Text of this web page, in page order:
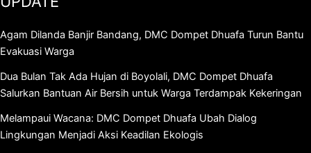
Agam Dilanda Banjir Bandang, DMC Dompet Dhuafa Turun Bantu
Evakuasi Warga
Dua Bulan Tak Ada Hujan di Boyolali, DMC Dompet Dhuafa
Salurkan Bantuan Air Bersih untuk Warga Terdampak Kekeringan
Melampaui Wacana: DMC Dompet Dhuafa Ubah Dialog
Lingkungan Menjadi Aksi Keadilan Ekologis